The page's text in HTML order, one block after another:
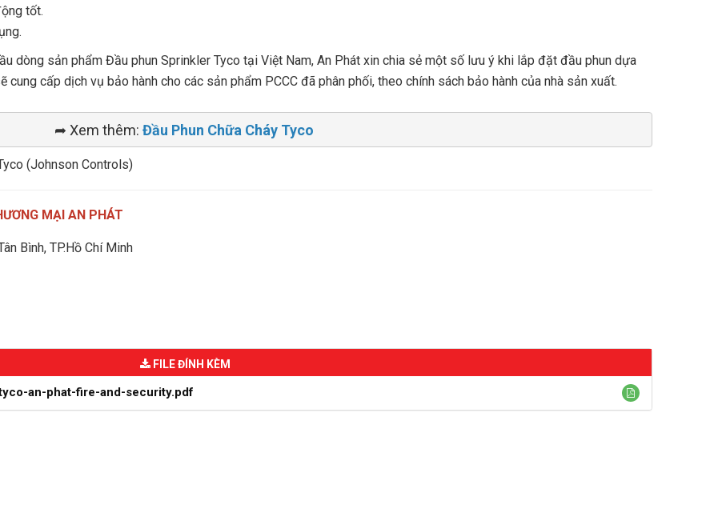
tốt.
dòng sản phẩm Đầu phun Sprinkler Tyco tại Việt Nam, An Phát xin chia sẻ một số lưu ý khi lắp đặt đầu phun dựa
cấp dịch vụ bảo hành cho các sản phẩm PCCC đã phân phối, theo chính sách bảo hành của nhà sản xuất.
➦ Xem thêm: Đầu Phun Chữa Cháy Tyco
(Johnson Controls)
MẠI AN PHÁT
Bình, TP.Hồ Chí Minh
FILE ĐÍNH KÈM
an-phat-fire-and-security.pdf